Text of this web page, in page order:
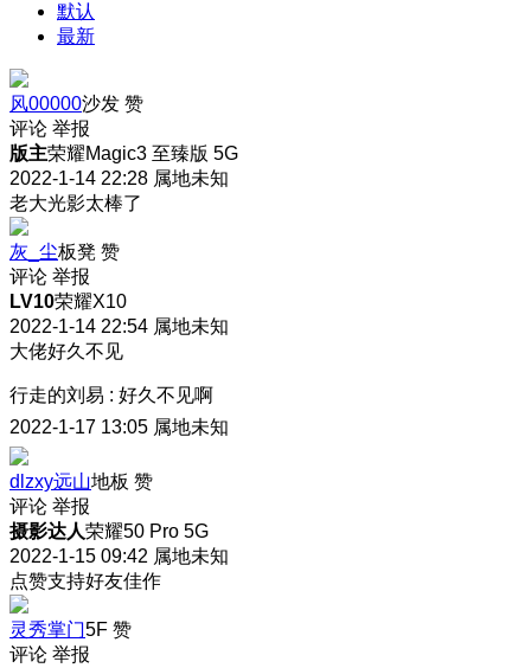
默认
最新
风00000沙发 赞
评论 举报
版主荣耀Magic3 至臻版 5G
2022-1-14 22:28 属地未知
老大光影太棒了
灰_尘板凳 赞
评论 举报
LV10荣耀X10
2022-1-14 22:54 属地未知
大佬好久不见
行走的刘易 : 好久不见啊
2022-1-17 13:05 属地未知
dlzxy远山地板 赞
评论 举报
摄影达人荣耀50 Pro 5G
2022-1-15 09:42 属地未知
点赞支持好友佳作
灵秀掌门5F 赞
评论 举报